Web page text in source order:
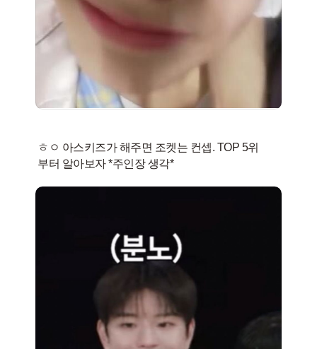
ㅎㅇ 아스키즈가 해주면 조켓는 컨셉. TOP 5위
부터 알아보자 *주인장 생각*